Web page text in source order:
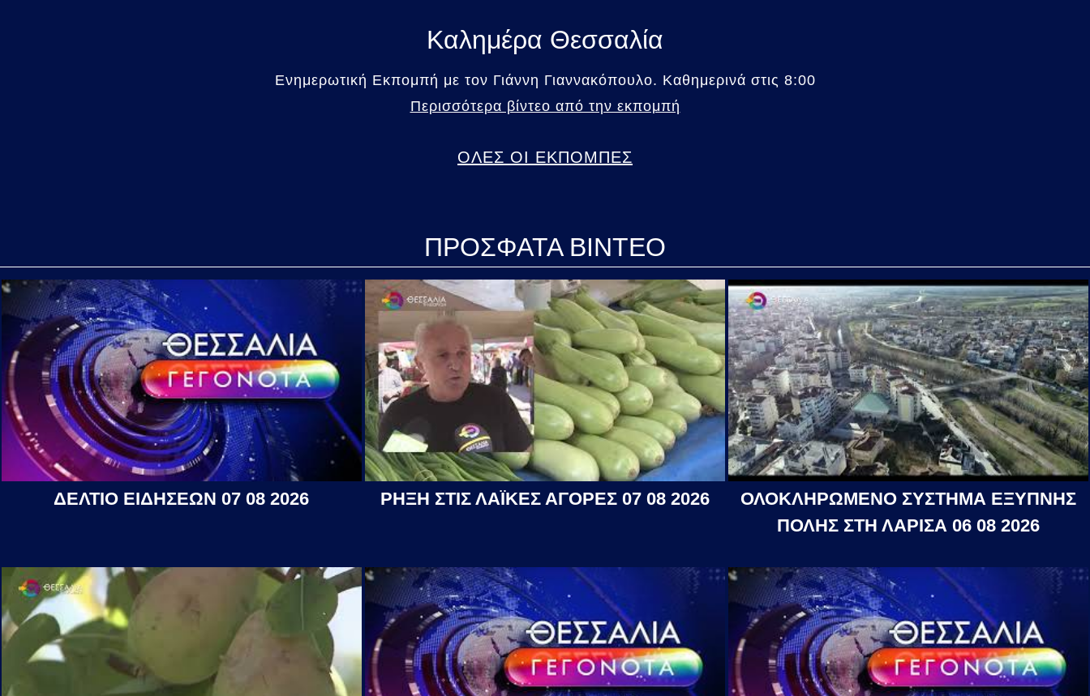
Καλημέρα Θεσσαλία
Ενημερωτική Εκπομπή με τον Γιάννη Γιαννακόπουλο. Καθημερινά στις 8:00
Περισσότερα βίντεο από την εκπομπή
ΟΛΕΣ ΟΙ ΕΚΠΟΜΠΕΣ
ΠΡΟΣΦΑΤΑ ΒΙΝΤΕΟ
ΔΕΛΤΙΟ ΕΙΔΗΣΕΩΝ 07 08 2026 ΡΗΞΗ ΣΤΙΣ ΛΑΪΚΕΣ ΑΓΟΡΕΣ 07 08 2026
ΟΛΟΚΛΗΡΩΜΕΝΟ ΣΥΣΤΗΜΑ ΕΞΥΠΝΗΣ
ΠΟΛΗΣ ΣΤΗ ΛΑΡΙΣΑ 06 08 2026